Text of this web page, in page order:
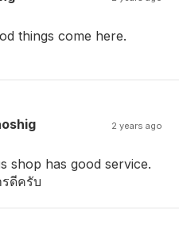
things come here.
2 years ago
shop has good service.
ดีครับ